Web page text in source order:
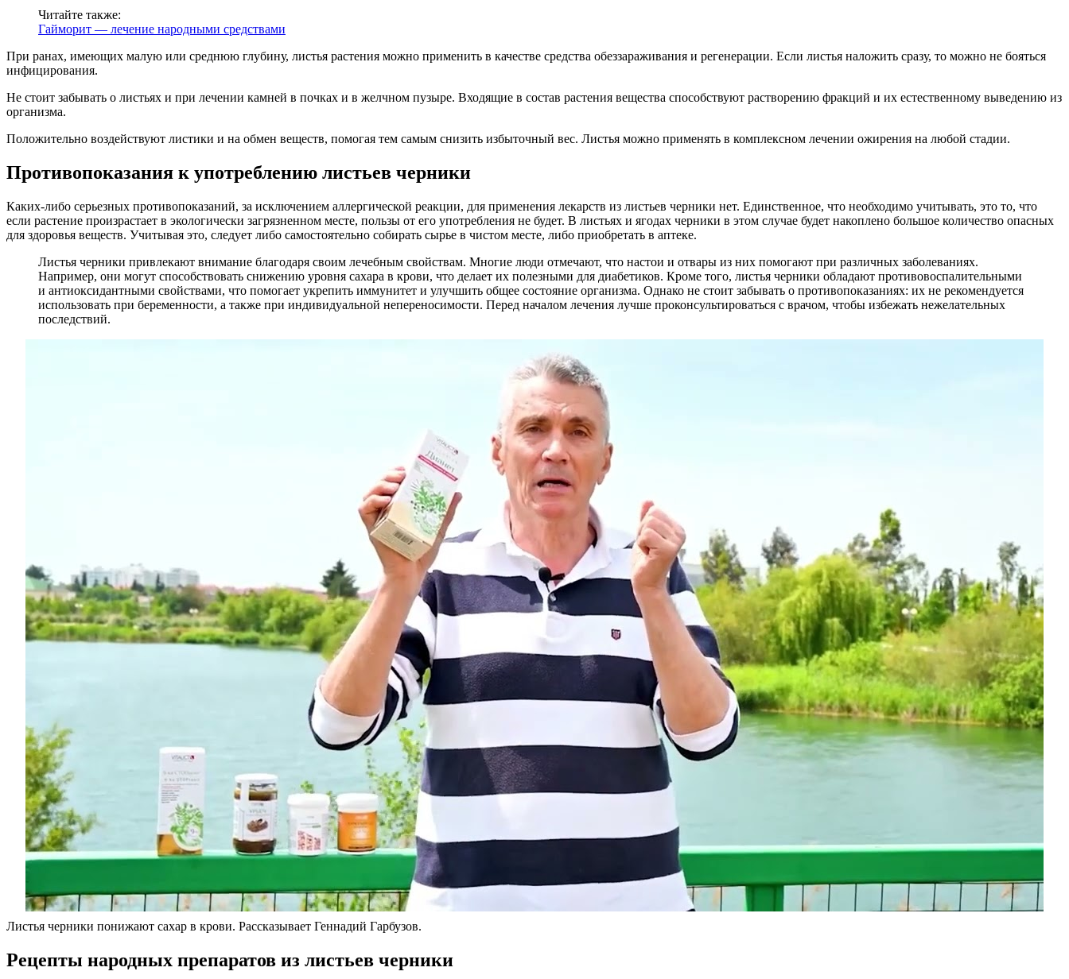
Читайте также:
Гайморит — лечение народными средствами
При ранах, имеющих малую или среднюю глубину, листья растения можно применить в качестве средства обеззараживания и регенерации. Если листья наложить сразу, то можно не бояться
инфицирования.
Не стоит забывать о листьях и при лечении камней в почках и в желчном пузыре. Входящие в состав растения вещества способствуют растворению фракций и их естественному выведению из
организма.
Положительно воздействуют листики и на обмен веществ, помогая тем самым снизить избыточный вес. Листья можно применять в комплексном лечении ожирения на любой стадии.
Противопоказания к употреблению листьев черники
Каких-либо серьезных противопоказаний, за исключением аллергической реакции, для применения лекарств из листьев черники нет. Единственное, что необходимо учитывать, это то, что
если растение произрастает в экологически загрязненном месте, пользы от его употребления не будет. В листьях и ягодах черники в этом случае будет накоплено большое количество опасных
для здоровья веществ. Учитывая это, следует либо самостоятельно собирать сырье в чистом месте, либо приобретать в аптеке.
Листья черники привлекают внимание благодаря своим лечебным свойствам. Многие люди отмечают, что настои и отвары из них помогают при различных заболеваниях.
Например, они могут способствовать снижению уровня сахара в крови, что делает их полезными для диабетиков. Кроме того, листья черники обладают противовоспалительными
и антиоксидантными свойствами, что помогает укрепить иммунитет и улучшить общее состояние организма. Однако не стоит забывать о противопоказаниях: их не рекомендуется
использовать при беременности, а также при индивидуальной непереносимости. Перед началом лечения лучше проконсультироваться с врачом, чтобы избежать нежелательных
последствий.
Листья черники понижают сахар в крови. Рассказывает Геннадий Гарбузов.
Рецепты народных препаратов из листьев черники